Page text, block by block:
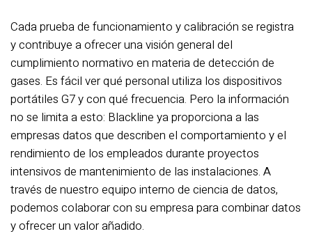
Cada prueba de funcionamiento y calibración se registra
y contribuye a ofrecer una visión general del
cumplimiento normativo en materia de detección de
gases. Es fácil ver qué personal utiliza los dispositivos
portátiles G7 y con qué frecuencia. Pero la información
no se limita a esto: Blackline ya proporciona a las
empresas datos que describen el comportamiento y el
rendimiento de los empleados durante proyectos
intensivos de mantenimiento de las instalaciones. A
través de nuestro equipo interno de ciencia de datos,
podemos colaborar con su empresa para combinar datos
y ofrecer un valor añadido.